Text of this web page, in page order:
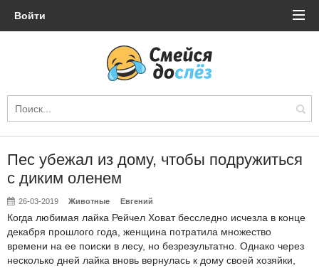
Войти
Пес убежал из дому, чтобы подружиться
с диким оленем
26-03-2019 Животные Евгений
Когда любимая лайка Рейчел Ховат бесследно исчезла в конце
декабря прошлого года, женщина потратила множество
времени на ее поиски в лесу, но безрезультатно. Однако через
несколько дней лайка вновь вернулась к дому своей хозяйки,